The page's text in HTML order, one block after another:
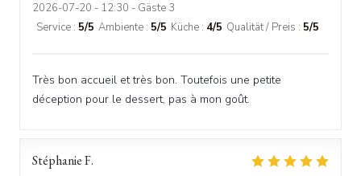
2026-07-20 - 12:30 - Gäste 3
Service : 5/5 Ambiente : 5/5 Küche : 4/5 Qualität / Preis : 5/5
Très bon accueil et très bon. Toutefois une petite
déception pour le dessert, pas à mon goût.
StéphanieF